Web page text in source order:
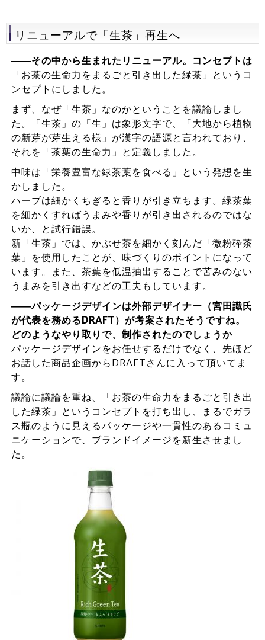
リニューアルで「生茶」再生へ
――その中から生まれたリニューアル。コンセプトは
「お茶の生命力をまるごと引き出した緑茶」というコ
ンセプトにしました。
まず、なぜ「生茶」なのかということを議論しまし
た。「生茶」の「生」は象形文字で、「大地から植物
の新芽が芽生える様」が漢字の語源と言われており、
それを「茶葉の生命力」と定義しました。
中味は「栄養豊富な緑茶葉を食べる」という発想を生
かしました。
ハーブは細かくちぎると香りが引き立ちます。緑茶葉
を細かくすればうまみや香りが引き出されるのではな
いか、と試行錯誤。
新「生茶」では、かぶせ茶を細かく刻んだ「微粉砕茶
葉」を使用したことが、味づくりのポイントになって
います。また、茶葉を低温抽出することで苦みのない
うまみを引き出すなどの工夫もしています。
――パッケージデザインは外部デザイナー（宮田識氏
が代表を務めるDRAFT）が考案されたそうですね。
どのようなやり取りで、制作されたのでしょうか
パッケージデザインをお任せするだけでなく、先ほど
お話した商品企画からDRAFTさんに入って頂いてま
す。
議論に議論を重ね、「お茶の生命力をまるごと引き出
した緑茶」というコンセプトを打ち出し、まるでガラ
ス瓶のように見えるパッケージや一貫性のあるコミュ
ニケーションで、ブランドイメージを新生させまし
た。